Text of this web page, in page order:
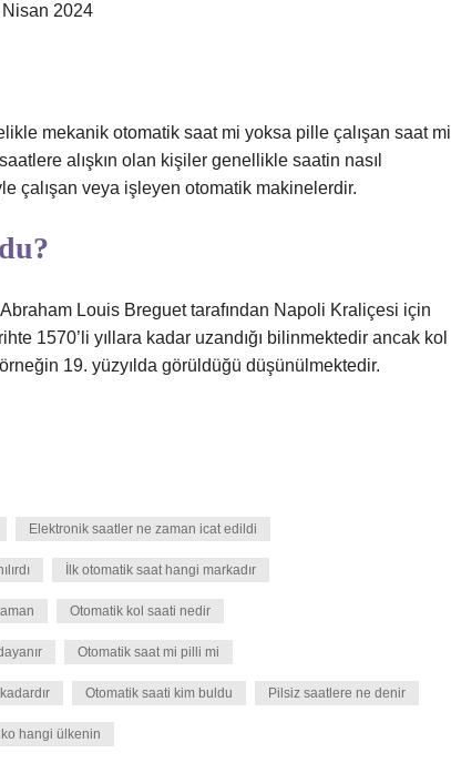
Nisan 2024
mekanik otomatik saat mi yoksa pille çalışan saat mi
alışkın olan kişiler genellikle saatin nasıl
çalışan veya işleyen otomatik makinelerdir.
Louis Breguet tarafından Napoli Kraliçesi için
1570’li yıllara kadar uzandığı bilinmektedir ancak kol
19. yüzyılda görüldüğü düşünülmektedir.
Elektronik saatler ne zaman icat edildi
İlk otomatik saat hangi markadır
Otomatik kol saati nedir
Otomatik saat mi pilli mi
Otomatik saati kim buldu Pilsiz saatlere ne denir
hangi ülkenin